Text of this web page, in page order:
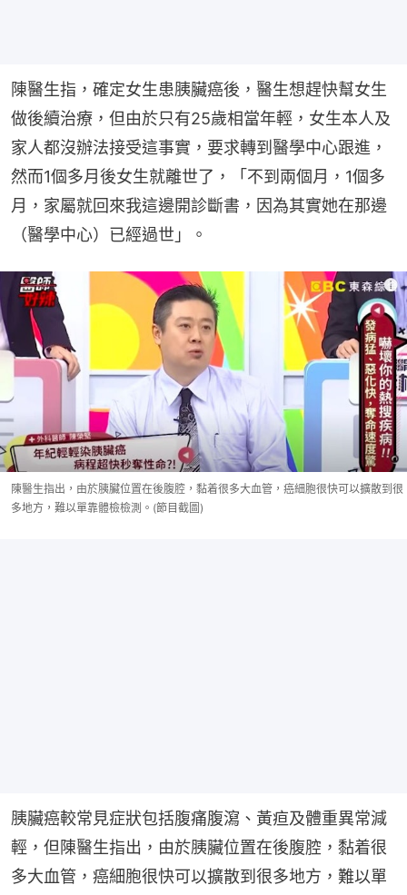
陳醫生指，確定女生患胰臟癌後，醫生想趕快幫女生
做後續治療，但由於只有25歲相當年輕，女生本人及
家人都沒辦法接受這事實，要求轉到醫學中心跟進，
然而1個多月後女生就離世了，「不到兩個月，1個多
月，家屬就回來我這邊開診斷書，因為其實她在那邊
（醫學中心）已經過世」。
陳醫生指出，由於胰臟位置在後腹腔，黏着很多大血管，癌細胞很快可以擴散到很
多地方，難以單靠體檢檢測。(節目截圖)
胰臟癌較常見症狀包括腹痛腹瀉、黃疸及體重異常減
輕，但陳醫生指出，由於胰臟位置在後腹腔，黏着很
多大血管，癌細胞很快可以擴散到很多地方，難以單